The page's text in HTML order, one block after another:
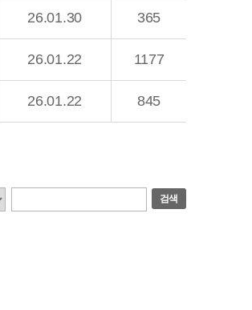
26.01.30 365
26.01.22 1177
26.01.22 845
검색